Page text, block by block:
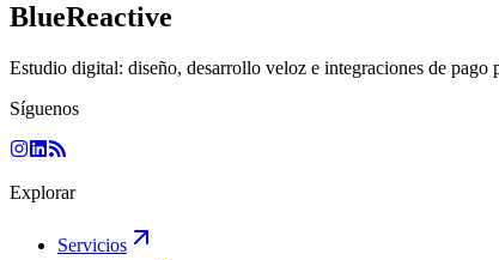
BlueReactive
Estudio digital: diseño, desarrollo veloz e integraciones de pago
Síguenos
Explorar
Servicios